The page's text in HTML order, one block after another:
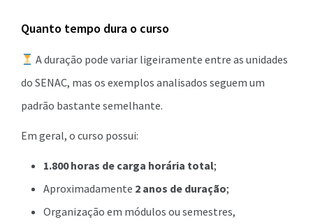
Quanto tempo dura o curso
A duração pode variar ligeiramente entre as unidades
do SENAC, mas os exemplos analisados seguem um
padrão bastante semelhante.
Em geral, o curso possui:
1.800 horas de carga horária total;
Aproximadamente 2 anos de duração;
Organização em módulos ou semestres,